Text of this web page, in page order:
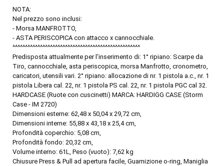
NOTA:
Nel prezzo sono inclusi:
- Morsa MANFROTTO,
- ASTA PERISCOPICA con attacco x cannocchiale.
^^^^^^^^^^^^^^^^^^^^^^^^^^^^^^^^^^^^^^^^^^^^^^^^^^^
Predisposta attualmente per l'inserimento di: 1° ripiano: Scarpe da
Tiro, cannocchiale, asta periscopica, morsa Manfrotto, cronometro,
caricatori, utensili vari. 2° ripiano: allocazione di nr. 1 pistola a.c., nr. 1
pistola Libera cal. 22, nr. 1 pistola PS cal. 22, nr. 1 pistola PGC cal 32.
HARDCASE (Ruote con cuscinetti) MARCA: HARDIGG CASE (Storm
Case - IM 2720)
Dimensioni esterne: 62,48 x 50,04 x 29,72 cm,
Dimensioni interne: 55,88 x 43,18 x 25,4 cm,
Profondità coperchio: 5,08 cm,
Profondità fondo: 20,32 cm,
Volume interno: 61L, Peso (vuoto): 7,62 kg
Chiusure Press & Pull ad apertura facile, Guarnizione o-ring, Maniglia